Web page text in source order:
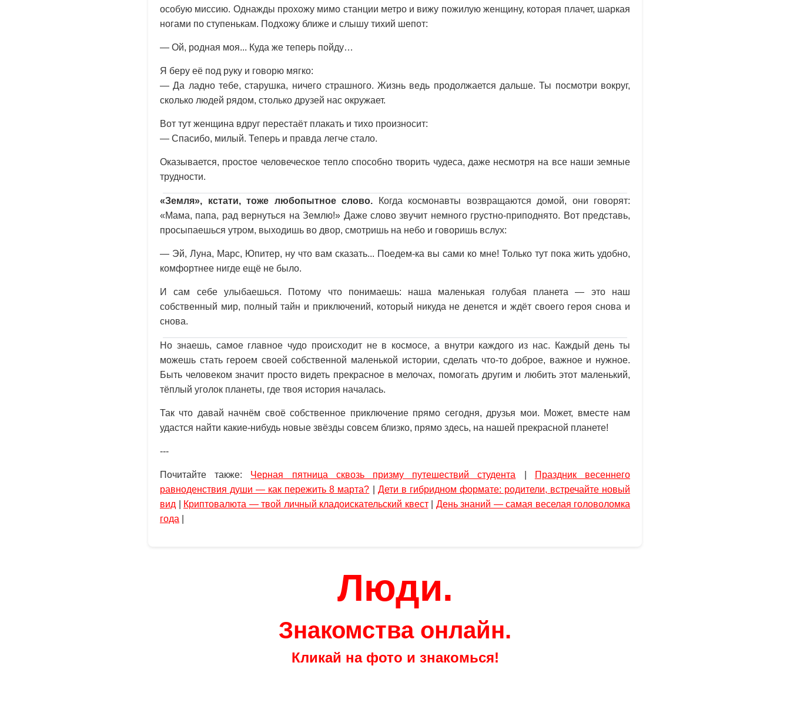
особую миссию. Однажды прохожу мимо станции метро и вижу пожилую женщину, которая плачет, шаркая
ногами по ступенькам. Подхожу ближе и слышу тихий шепот:
— Ой, родная моя... Куда же теперь пойду…
Я беру её под руку и говорю мягко:
— Да ладно тебе, старушка, ничего страшного. Жизнь ведь продолжается дальше. Ты посмотри вокруг,
сколько людей рядом, столько друзей нас окружает.
Вот тут женщина вдруг перестаёт плакать и тихо произносит:
— Спасибо, милый. Теперь и правда легче стало.
Оказывается, простое человеческое тепло способно творить чудеса, даже несмотря на все наши земные
трудности.
«Земля», кстати, тоже любопытное слово. Когда космонавты возвращаются домой, они говорят:
«Мама, папа, рад вернуться на Землю!» Даже слово звучит немного грустно-приподнято. Вот представь,
просыпаешься утром, выходишь во двор, смотришь на небо и говоришь вслух:
— Эй, Луна, Марс, Юпитер, ну что вам сказать... Поедем-ка вы сами ко мне! Только тут пока жить удобно,
комфортнее нигде ещё не было.
И сам себе улыбаешься. Потому что понимаешь: наша маленькая голубая планета — это наш
собственный мир, полный тайн и приключений, который никуда не денется и ждёт своего героя снова и
снова.
Но знаешь, самое главное чудо происходит не в космосе, а внутри каждого из нас. Каждый день ты
можешь стать героем своей собственной маленькой истории, сделать что-то доброе, важное и нужное.
Быть человеком значит просто видеть прекрасное в мелочах, помогать другим и любить этот маленький,
тёплый уголок планеты, где твоя история началась.
Так что давай начнём своё собственное приключение прямо сегодня, друзья мои. Может, вместе нам
удастся найти какие-нибудь новые звёзды совсем близко, прямо здесь, на нашей прекрасной планете!
---
Почитайте также: Черная пятница сквозь призму путешествий студента
Праздник весеннего
равноденствия души — как пережить 8 марта?
Дети в гибридном формате: родители, встречайте новый
вид
Криптовалюта — твой личный кладоискательский квест| День знаний — самая веселая головоломка
года
Люди.
Знакомства онлайн.
Кликай на фото и знакомься!